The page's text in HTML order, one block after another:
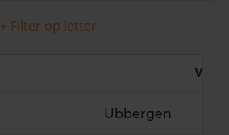
+ Filter op letter
Wijk
Ubbergen